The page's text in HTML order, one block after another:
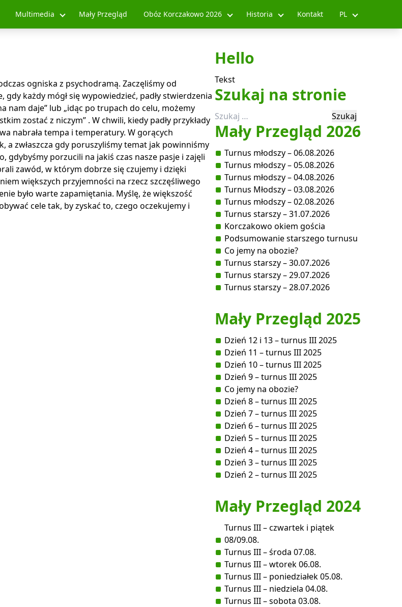
Multimedia Mały Przegląd Obóz Korczakowo 2026 Historia Kontakt PL
ogniska z psychodramą. Zaczęliśmy od
każdy mógł się wypowiedzieć, padły stwierdzenia
nam daje” lub „idąc po trupach do celu, możemy
zostać z niczym” . W chwili, kiedy padły przykłady
nabrała tempa i temperatury. W gorących
zwłaszcza gdy poruszyliśmy temat jak powinniśmy
gdybyśmy porzucili na jakiś czas nasze pasje i zajęli
zawód, w którym dobrze się czujemy i dzięki
większych przyjemności na rzecz szczęśliwego
było warte zapamiętania. Myślę, że większość
cele tak, by zyskać to, czego oczekujemy i
Hello
Tekst
Szukaj na stronie
Szukaj:
Mały Przegląd 2026
Turnus młodszy – 06.08.2026
Turnus młodszy – 05.08.2026
Turnus młodszy – 04.08.2026
Turnus Młodszy – 03.08.2026
Turnus młodszy – 02.08.2026
Turnus starszy – 31.07.2026
Korczakowo okiem gościa
Podsumowanie starszego turnusu
Co jemy na obozie?
Turnus starszy – 30.07.2026
Turnus starszy – 29.07.2026
Turnus starszy – 28.07.2026
Mały Przegląd 2025
Dzień 12 i 13 – turnus III 2025
Dzień 11 – turnus III 2025
Dzień 10 – turnus III 2025
Dzień 9 – turnus III 2025
Co jemy na obozie?
Dzień 8 – turnus III 2025
Dzień 7 – turnus III 2025
Dzień 6 – turnus III 2025
Dzień 5 – turnus III 2025
Dzień 4 – turnus III 2025
Dzień 3 – turnus III 2025
Dzień 2 – turnus III 2025
Mały Przegląd 2024
Turnus III – czwartek i piątek
08/09.08.
Turnus III – środa 07.08.
Turnus III – wtorek 06.08.
Turnus III – poniedziałek 05.08.
Turnus III – niedziela 04.08.
Turnus III – sobota 03.08.